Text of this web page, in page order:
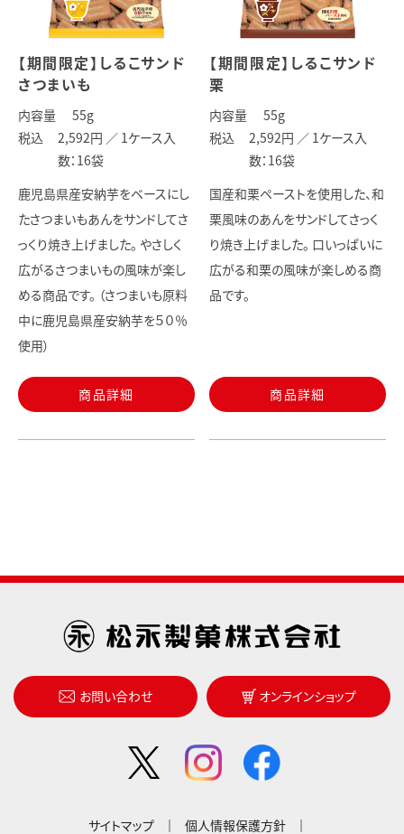
【期間限定】しるこサンド
さつまいも
内容量 55g
税込
2,592円 ／ 1ケース入
数：16袋
鹿児島県産安納芋をベースにし
たさつまいもあんをサンドしてさ
っくり焼き上げました。 やさしく
広がるさつまいもの風味が楽し
める商品です。 （さつまいも原料
中に鹿児島県産安納芋を５０％
使用）
商品詳細
【期間限定】しるこサンド
栗
内容量 55g
税込
2,592円 ／ 1ケース入
数：16袋
国産和栗ペーストを使用した、和
栗風味のあんをサンドしてさっく
り焼き上げました。 口いっぱいに
広がる和栗の風味が楽しめる商
品です。
商品詳細
お問い合わせ オンラインショップ
サイトマップ 個人情報保護方針